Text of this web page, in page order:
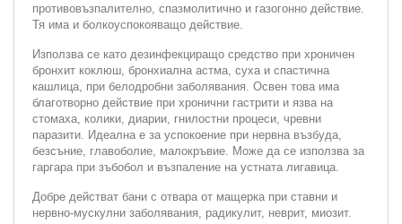
противовъзпалително, спазмолитично и газогонно действие.
Тя има и болкоуспокояващо действие.
Използва се като дезинфекциращо средство при хроничен
бронхит коклюш, бронхиална астма, суха и спастична
кашлица, при белодробни заболявания. Освен това има
благотворно действие при хронични гастрити и язва на
стомаха, колики, диарии, гнилостни процеси, чревни
паразити. Идеална е за успокоение при нервна възбуда,
безсъние, главоболие, малокръвие. Може да се използва за
гаргара при зъбобол и възпаление на устната лигавица.
Добре действат бани с отвара от мащерка при ставни и
нервно-мускулни заболявания, радикулит, неврит, миозит.